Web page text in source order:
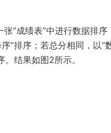
“成绩表”中进行数据排序
”排序；若总分相同，以“
。结果如图2所示。